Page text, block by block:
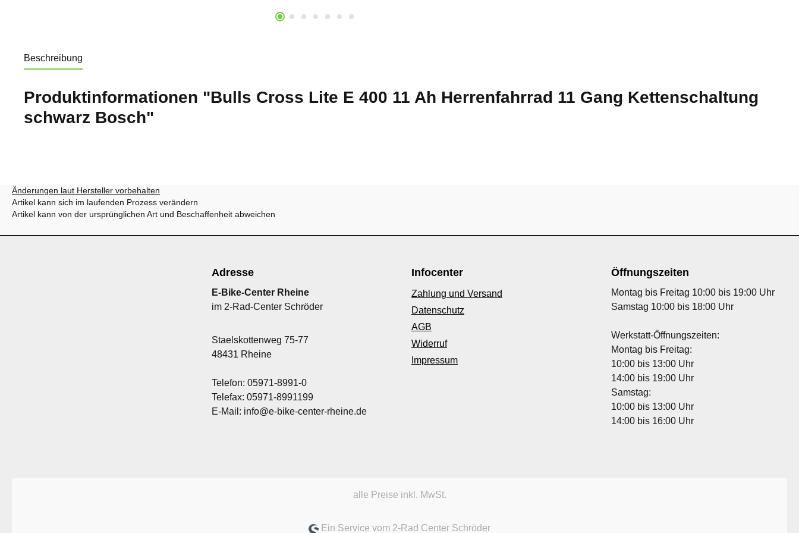
Beschreibung
Produktinformationen "Bulls Cross Lite E 400 11 Ah Herrenfahrrad 11 Gang Kettenschaltung
schwarz Bosch"
Änderungen laut Hersteller vorbehalten
Artikel kann sich im laufenden Prozess verändern
Artikel kann von der ursprünglichen Art und Beschaffenheit abweichen
Adresse
E-Bike-Center Rheine
im 2-Rad-Center Schröder
Staelskottenweg 75-77
48431 Rheine
Telefon: 05971-8991-0
Telefax: 05971-8991199
E-Mail: info@e-bike-center-rheine.de
Infocenter
Zahlung und Versand
Datenschutz
AGB
Widerruf
Impressum
Öffnungszeiten
Montag bis Freitag 10:00 bis 19:00 Uhr
Samstag 10:00 bis 18:00 Uhr
Werkstatt-Öffnungszeiten:
Montag bis Freitag:
10:00 bis 13:00 Uhr
14:00 bis 19:00 Uhr
Samstag:
10:00 bis 13:00 Uhr
14:00 bis 16:00 Uhr
alle Preise inkl. MwSt.
Ein Service vom 2-Rad Center Schröder